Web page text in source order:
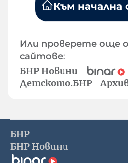
Към начална
Или проверете още
сайтове:
БНР Новини
Детското.БНР
БНР
БНР Новини